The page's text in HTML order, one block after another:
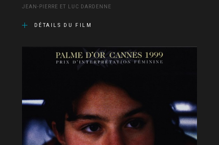
JEAN-PIERRE ET LUC DARDENNE
DÉTAILS DU FILM